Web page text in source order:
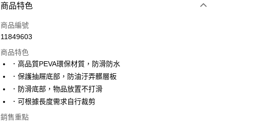
付款方式
信用卡一次付款
Apple Pay
大哥付你分期
相關說明
【大哥付你分期使用說明】
2.付款方式選擇「大哥付你分期」，訂單成立後會自動跳轉到大哥付的交易
相關說明
商品特色
商品編號
11849603
商品特色
．高品質PEVA環保材質，防滑防水
．保護抽屜底部，防油汙弄髒層板
．防滑底部，物品放置不打滑
．可根據長度需求自行裁剪
銷售重點